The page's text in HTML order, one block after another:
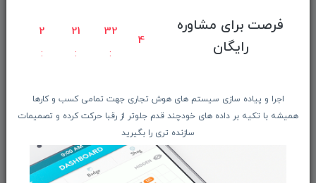
فرصت برای مشاوره
رایگان
2 21 32
4
اجرا و پیاده سازی سیستم های هوش تجاری جهت تمامی کسب و کارها
همیشه با تکیه بر داده های خودچند قدم جلوتر از رقبا حرکت کرده و تصمیمات
سازنده تری را بگیرید
راهنمای ثبت سفارش
معرفـــی همکــاران
درباره ما بیشتر بدانید